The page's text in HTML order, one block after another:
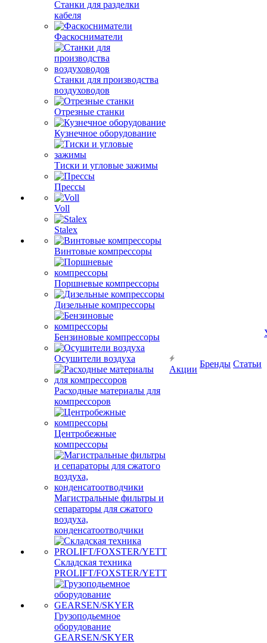
Станки для разделки
кабеля
Фаскосниматели
Станки для производства
воздуховодов
Отрезные станки
Кузнечное оборудование
Тиски и угловые зажимы
Прессы
Voll
Stalex
Винтовые компрессоры
Поршневые компрессоры
Дизельные компрессоры
Бензиновые компрессоры
Осушители воздуха
Расходные материалы для
компрессоров
Центробежные
компрессоры
Магистральные фильтры и
сепараторы для сжатого
воздуха,
конденсатоотводчики
Складская техника
PROLIFT/FOXSTER/YETT
Грузоподьемное
оборудование
GEARSEN/SKYER
Акции
Бренды Статьи